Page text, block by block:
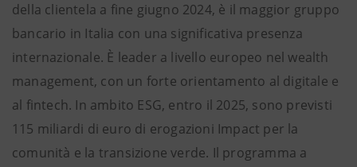
della clientela a fine giugno 2024, è il maggior gruppo
bancario in Italia con una significativa presenza
internazionale. È leader a livello europeo nel wealth
management, con un forte orientamento al digitale e
al fintech. In ambito ESG, entro il 2025, sono previsti
115 miliardi di euro di erogazioni Impact per la
comunità e la transizione verde. Il programma a